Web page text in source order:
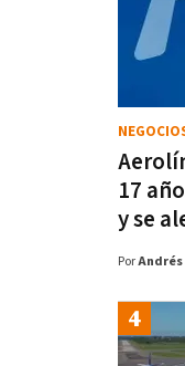
17
y se
Por